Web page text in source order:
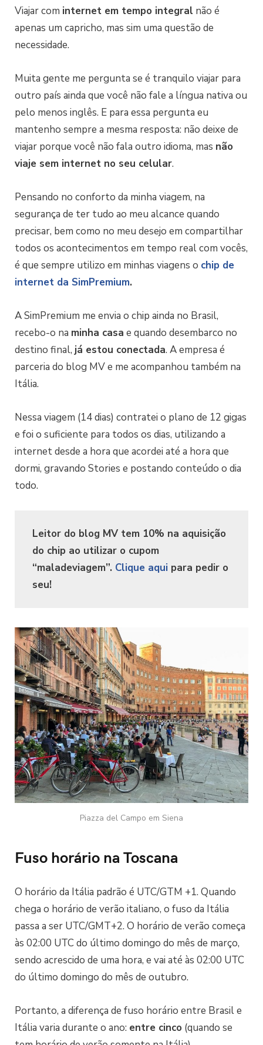
Viajar com internet em tempo integral não é
apenas um capricho, mas sim uma questão de
necessidade.
Muita gente me pergunta se é tranquilo viajar para
outro país ainda que você não fale a língua nativa ou
pelo menos inglês. E para essa pergunta eu
mantenho sempre a mesma resposta: não deixe de
viajar porque você não fala outro idioma, mas não
viaje sem internet no seu celular.
Pensando no conforto da minha viagem, na
segurança de ter tudo ao meu alcance quando
precisar, bem como no meu desejo em compartilhar
todos os acontecimentos em tempo real com vocês,
é que sempre utilizo em minhas viagens o chip de
internet da SimPremium.
A SimPremium me envia o chip ainda no Brasil,
recebo-o na minha casa e quando desembarco no
destino final, já estou conectada. A empresa é
parceria do blog MV e me acompanhou também na
Itália.
Nessa viagem (14 dias) contratei o plano de 12 gigas
e foi o suficiente para todos os dias, utilizando a
internet desde a hora que acordei até a hora que
dormi, gravando Stories e postando conteúdo o dia
todo.
Leitor do blog MV tem 10% na aquisição
do chip ao utilizar o cupom
“maladeviagem”. Clique aqui para pedir o
seu!
Piazza del Campo em Siena
Fuso horário na Toscana
O horário da Itália padrão é UTC/GTM +1. Quando
chega o horário de verão italiano, o fuso da Itália
passa a ser UTC/GMT+2. O horário de verão começa
às 02:00 UTC do último domingo do mês de março,
sendo acrescido de uma hora, e vai até às 02:00 UTC
do último domingo do mês de outubro.
Portanto, a diferença de fuso horário entre Brasil e
Itália varia durante o ano: entre cinco (quando se